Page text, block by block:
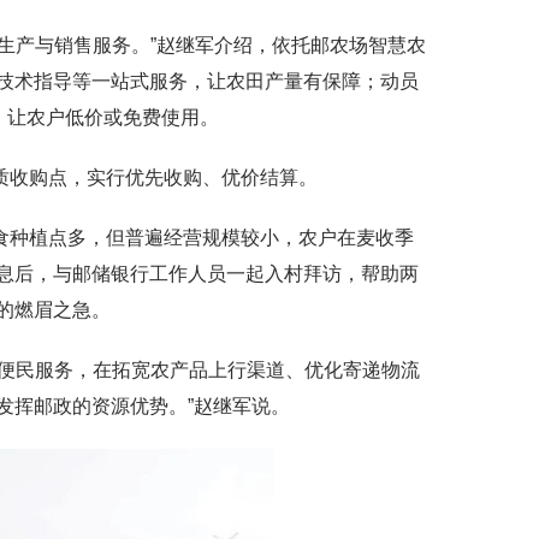
与销售服务。”赵继军介绍，依托邮农场智慧农
术指导等一站式服务，让农田产量有保障；动员
农户低价或免费使用。
购点，实行优先收购、优价结算。
植点多，但普遍经营规模较小，农户在麦收季
后，与邮储银行工作人员一起入村拜访，帮助两
燃眉之急。
服务，在拓宽农产品上行渠道、优化寄递物流
邮政的资源优势。”赵继军说。